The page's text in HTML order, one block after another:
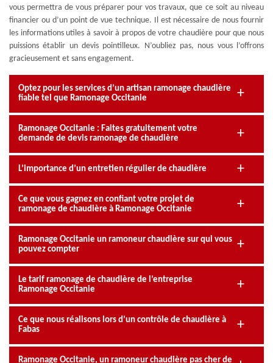
vous permettra de vous préparer pour vos travaux, que ce soit au niveau
financier ou d’un point de vue technique. Il est nécessaire de nous fournir
les informations utiles à savoir à propos de votre chaudière pour que nous
puissions établir un devis pointilleux. N’oubliez pas, nous vous l’offrons
gracieusement et sans engagement.
Optez pour les services d’un artisan ramonage chaudière
fiable tel que Ramonage Occitanie
Ramonage Occitanie : Faites gratuitement votre
demande de devis ramonage de chaudière
L’importance d’un entretien régulier de chaudière
Ce que vous gagnez en confiant votre projet de
ramonage de chaudière à Ramonage Occitanie
Ramonage Occitanie un ramoneur chaudière sur qui vous
pouvez compter
Le tarif ramonage de chaudière de l’entreprise
Ramonage Occitanie
Ce que nous réalisons lors d’un contrôle de chaudière à
Fabas
Ramonage Occitanie, un ramoneur chaudière pas cher de